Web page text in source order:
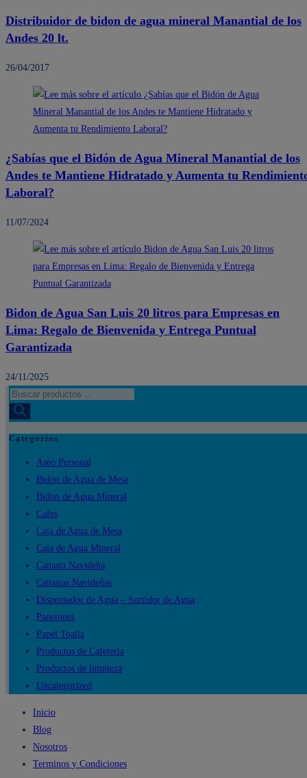
Distribuidor de bidon de agua mineral Manantial de los
Andes 20 lt.
26/04/2017
¿Sabías que el Bidón de Agua Mineral Manantial de los
Andes te Mantiene Hidratado y Aumenta tu
Laboral?
11/07/2024
Bidon de Agua San Luis 20 litros para Empresas en
Lima: Regalo de Bienvenida y Entrega Puntual
Garantizada
24/11/2025
Búsqueda
de
Categorías
Aseo Personal
Bidon de Agua de Mesa
Bidon de Agua Mineral
Cafes
Caja de Agua de Mesa
Caja de Agua Mineral
Canasta Navideña
Canastas Navideñas
Dispensador de Agua – Surtidor de Agua
Panetones
Papel Toalla
Productos de Cafeteria
Productos de limpieza
Uncategorized
Inicio
Blog
Nosotros
Terminos y Condiciones